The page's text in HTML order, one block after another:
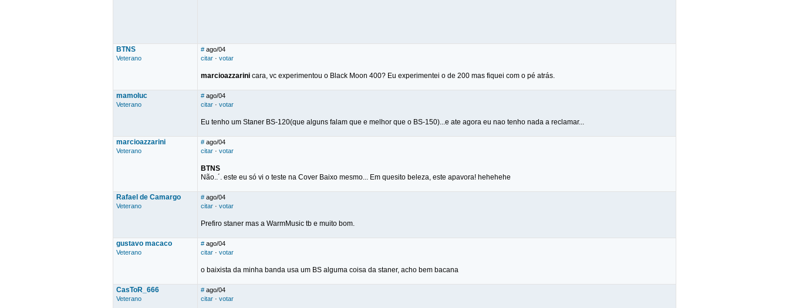
BTNS
Veterano
# ago/04
citar · votar
marcioazzarini cara, vc experimentou o Black Moon 400? Eu experimentei o de 200 mas fiquei com o pé atrás.
mamoluc
Veterano
# ago/04
citar · votar
Eu tenho um Staner BS-120(que alguns falam que e melhor que o BS-150)...e ate agora eu nao tenho nada a reclamar...
marcioazzarini
Veterano
# ago/04
citar · votar
BTNS
Não..´. este eu só vi o teste na Cover Baixo mesmo... Em quesito beleza, este apavora! hehehehe
Rafael de Camargo
Veterano
# ago/04
citar · votar
Prefiro staner mas a WarmMusic tb e muito bom.
gustavo macaco
Veterano
# ago/04
citar · votar
o baixista da minha banda usa um BS alguma coisa da staner, acho bem bacana
CasToR_666
Veterano
# ago/04
citar · votar